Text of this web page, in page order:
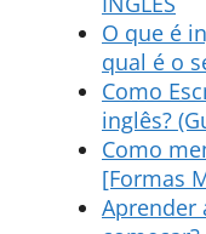
O que é
qual é o
Como
inglês?
Como
[Formas
Aprender